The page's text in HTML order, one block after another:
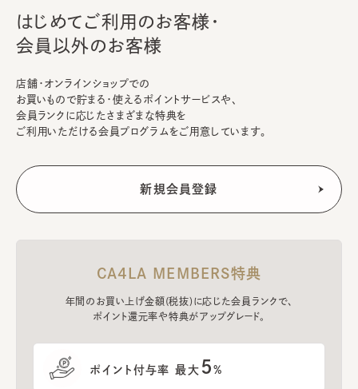
はじめてご利用のお客様・
会員以外のお客様
店舗・オンラインショップでの
お買いもので貯まる・使えるポイントサービスや、
会員ランクに応じたさまざまな特典を
ご利用いただける会員プログラムをご用意しています。
CA4LA MEMBERS特典
年間のお買い上げ金額(税抜)に応じた会員ランクで、
ポイント還元率や特典がアップグレード。
ポイント付与率 最大 5%